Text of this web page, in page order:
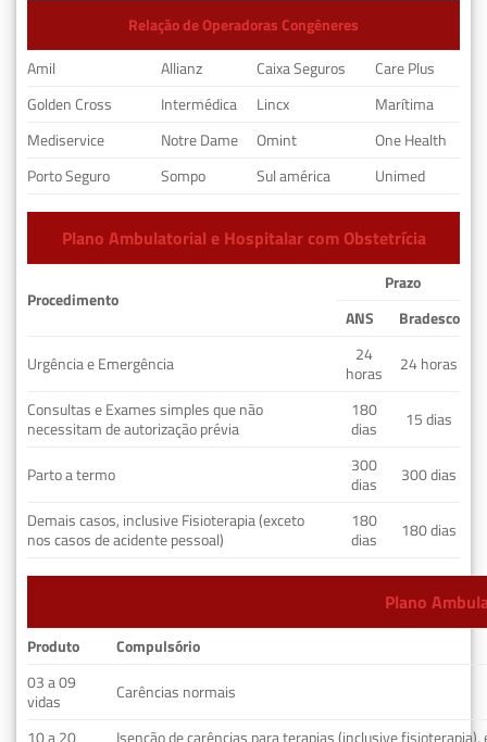
Relação de Operadoras Congêneres
Amil
Allianz Caixa Seguros
Care Plus
Golden Cross
Intermédica Lincx
Marítima
Mediservice
Notre Dame Omint
One Health
Porto Seguro
Sompo Sul américa Unimed
Plano Ambulatorial e Hospitalar com Obstetrícia
Procedimento
Prazo
ANS
Bradesco
Urgência e Emergência
24
horas
24 horas
Consultas e Exames simples que não
necessitam de autorização prévia
180
dias
15 dias
Parto a termo
300
dias
300 dias
Demais casos, inclusive Fisioterapia (exceto
nos casos de acidente pessoal)
180
dias
180 dias
Plano
Produto
Compulsório
03 a 09
vidas
Carências normais
10 a 20
Isenção de carências para terapias (inclusive fisioterapia),